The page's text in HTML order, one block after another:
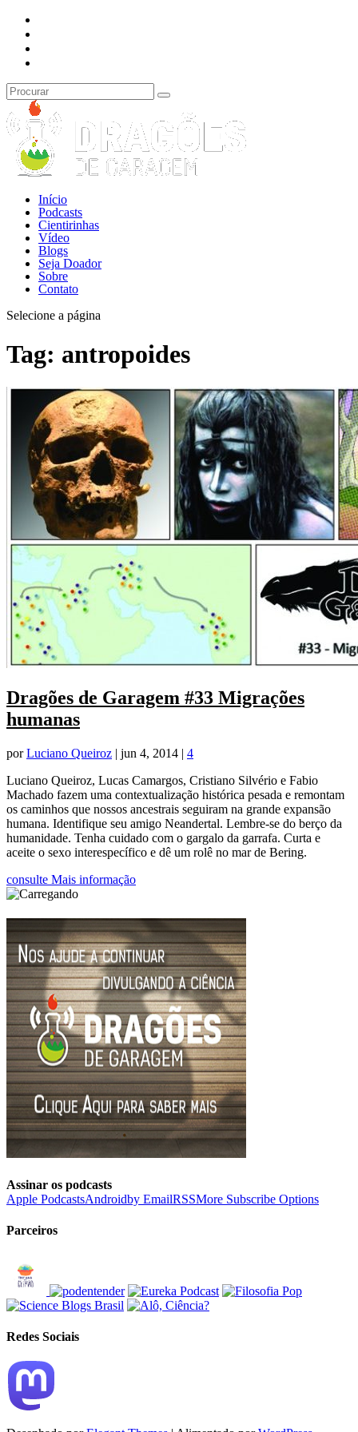
Início
Podcasts
Cientirinhas
Vídeo
Blogs
Seja Doador
Sobre
Contato
Selecione a página
Tag: antropoides
Dragões de Garagem #33 Migrações
humanas
porLuciano Queiroz | jun 4, 2014 | 4
Luciano Queiroz, Lucas Camargos, Cristiano Silvério e Fabio
Machado fazem uma contextualização histórica pesada e remontam
os caminhos que nossos ancestrais seguiram na grande expansão
humana. Identifique seu amigo Neandertal. Lembre-se do berço da
humanidade. Tenha cuidado com o gargalo da garrafa. Curta e
aceite o sexo interespecífico e dê um rolê no mar de Bering.
consulte Mais informação
Assinar os podcasts
Apple PodcastsAndroidby EmailRSSMore Subscribe Options
Parceiros
Redes Sociais